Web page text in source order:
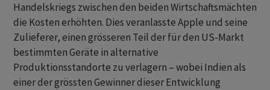
Handelskriegs zwischen den beiden Wirtschaftsmächten
die Kosten erhöhten. Dies veranlasste Apple und seine
Zulieferer, einen grösseren Teil der für den US-Markt
bestimmten Geräte in alternative
Produktionsstandorte zu verlagern – wobei Indien als
einer der grössten Gewinner dieser Entwicklung